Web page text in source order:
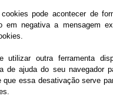
pode acontecer de
em negativa a mensagem
utilizar outra ferramenta
de ajuda do seu navegador
que essa desativação serve